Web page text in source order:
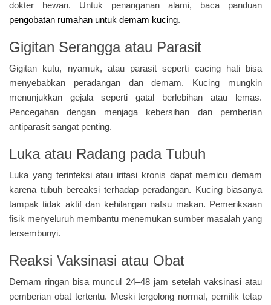
dokter hewan. Untuk penanganan alami, baca panduan
pengobatan rumahan untuk demam kucing.
Gigitan Serangga atau Parasit
Gigitan kutu, nyamuk, atau parasit seperti cacing hati bisa
menyebabkan peradangan dan demam. Kucing mungkin
menunjukkan gejala seperti gatal berlebihan atau lemas.
Pencegahan dengan menjaga kebersihan dan pemberian
antiparasit sangat penting.
Luka atau Radang pada Tubuh
Luka yang terinfeksi atau iritasi kronis dapat memicu demam
karena tubuh bereaksi terhadap peradangan. Kucing biasanya
tampak tidak aktif dan kehilangan nafsu makan. Pemeriksaan
fisik menyeluruh membantu menemukan sumber masalah yang
tersembunyi.
Reaksi Vaksinasi atau Obat
Demam ringan bisa muncul 24–48 jam setelah vaksinasi atau
pemberian obat tertentu. Meski tergolong normal, pemilik tetap